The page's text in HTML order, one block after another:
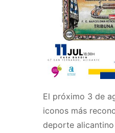
El próximo 3 de
iconos más
deporte